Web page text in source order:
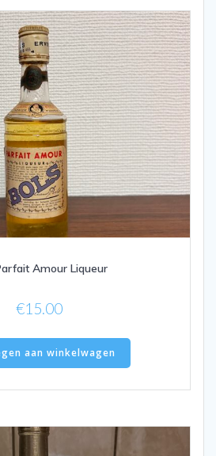
Amour Liqueur
€15.00
aan winkelwagen